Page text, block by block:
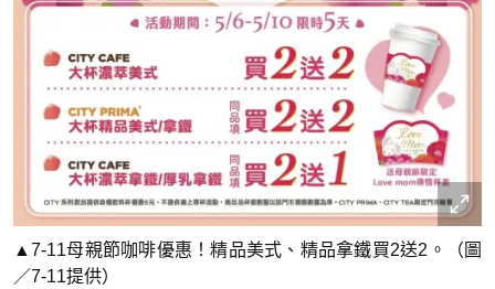
▲7-11母親節咖啡優惠！精品美式、精品拿鐵買2送2。（圖
／7-11提供）